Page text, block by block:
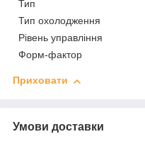
Тип
Тип охолодження
Рівень управління
Форм-фактор
Приховати
Умови доставки